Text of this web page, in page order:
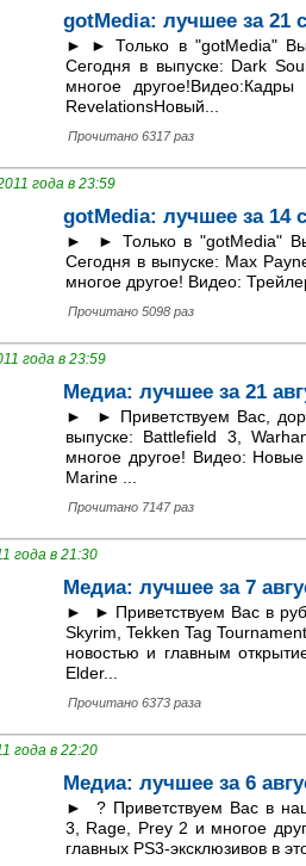
gotMedia: лучшее за 21
► ► Только в "gotMedia" Вы
Сегодня в выпуске: Dark
многое
RevelationsНовый...
Прочитано 6317 раз
года в 23:59
gotMedia: лучшее за 14
► ► Только в "gotMedia" Вы
Сегодня в выпуске: Max
многое другое! Видео:
Прочитано 5098 раз
года в 23:59
Медиа: лучшее за 21
► ► Приветствуем Вас,
выпуске: Battlefield 3,
многое другое! Видео:
Marine ...
Прочитано 7147 раз
года в 21:30
Медиа: лучшее за 7
► ► Приветствуем Вас в
Skyrim, Tekken Tag
новостью и главным
Elder...
Прочитано 6373 раза
года в 22:20
Медиа: лучшее за 6
► ? Приветствуем Вас в
3, Rage, Prey 2 и многое
главных PS3-эксклюзивов в